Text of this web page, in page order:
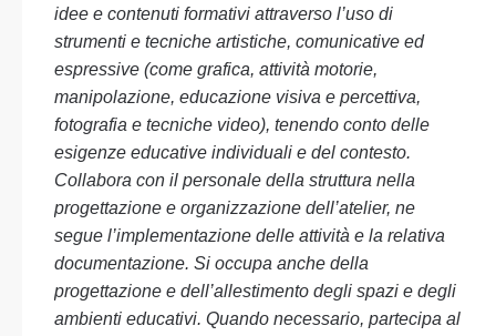
idee e contenuti formativi attraverso l’uso di
strumenti e tecniche artistiche, comunicative ed
espressive (come grafica, attività motorie,
manipolazione, educazione visiva e percettiva,
fotografia e tecniche video), tenendo conto delle
esigenze educative individuali e del contesto.
Collabora con il personale della struttura nella
progettazione e organizzazione dell’atelier, ne
segue l’implementazione delle attività e la relativa
documentazione. Si occupa anche della
progettazione e dell’allestimento degli spazi e degli
ambienti educativi. Quando necessario, partecipa al